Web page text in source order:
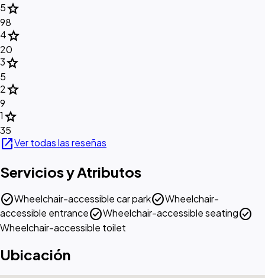
5star
98
4star
20
3star
5
2star
9
1star
35
open_in_newVer todas las reseñas
Servicios y Atributos
check_circleWheelchair-accessible car parkcheck_circleWheelchair-
accessible entrancecheck_circleWheelchair-accessible seatingcheck_circle
Wheelchair-accessible toilet
Ubicación